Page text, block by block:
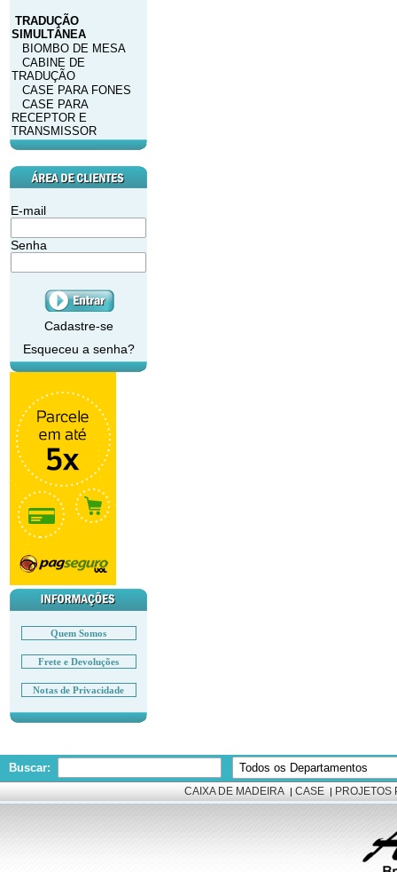
TRADUÇÃO
SIMULTÂNEA
BIOMBO DE MESA
CABINE DE
TRADUÇÃO
CASE PARA FONES
CASE PARA
RECEPTOR E
TRANSMISSOR
E-mail
Senha
Cadastre-se
Esqueceu a senha?
Quem Somos
Frete e Devoluções
Notas de Privacidade
Buscar:
CAIXA DE MADEIRA | CASE | PROJETOS